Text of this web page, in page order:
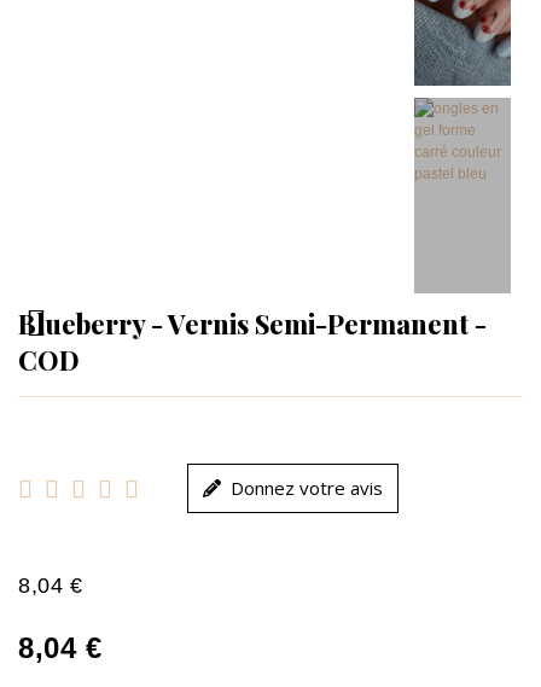
Blueberry - Vernis Semi-Permanent -
COD
     Donnez votre avis
8,04 €
8,04 €